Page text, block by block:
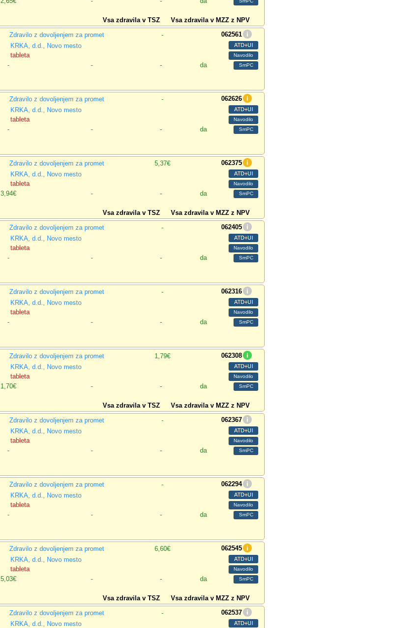
Vsa zdravila v TSZ Vsa zdravila v MZZ z NPV
Zdravilo z dovoljenjem za promet -
062561
KRKA, d.d., Novo mesto
tableta
- - - da
Zdravilo z dovoljenjem za promet -
062626
KRKA, d.d., Novo mesto
tableta
- - - da
Zdravilo z dovoljenjem za promet 5,37€
062375
KRKA, d.d., Novo mesto
tableta
3,94€ - -
da
Vsa zdravila v TSZ
Vsa zdravila v MZZ z NPV
Zdravilo z dovoljenjem za promet -
062405
KRKA, d.d., Novo mesto
tableta
- - - da
Zdravilo z dovoljenjem za promet -
062316
KRKA, d.d., Novo mesto
tableta
- - - da
Zdravilo z dovoljenjem za promet 1,79€
062308
KRKA, d.d., Novo mesto
tableta
1,70€ - - da
Vsa zdravila v TSZ Vsa zdravila v MZZ z NPV
Zdravilo z dovoljenjem za promet -
062367
KRKA, d.d., Novo mesto
tableta
- - - da
Zdravilo z dovoljenjem za promet -
062294
KRKA, d.d., Novo mesto
tableta
- - - da
Zdravilo z dovoljenjem za promet 6,60€
062545
KRKA, d.d., Novo mesto
tableta
5,03€ - -
da
Vsa zdravila v TSZ
Vsa zdravila v MZZ z NPV
Zdravilo z dovoljenjem za promet -
062537
KRKA, d.d., Novo mesto